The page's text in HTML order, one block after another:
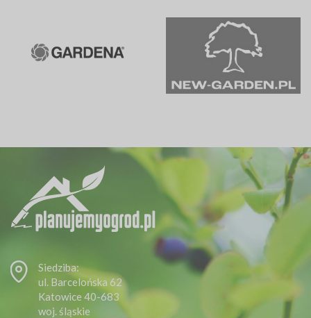
Siedziba:
ul. Barcelońska 62
Katowice 40-683
woj. śląskie